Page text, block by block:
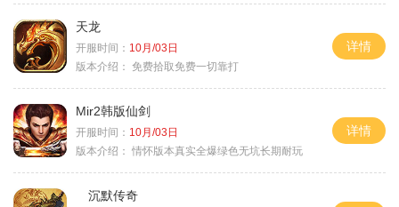
天龙
开服时间： 10月/03日
版本介绍： 免费拾取免费一切靠打
详情
Mir2韩版仙剑
开服时间： 10月/03日
版本介绍： 情怀版本真实全爆绿色无坑长期耐玩
详情
沉默传奇